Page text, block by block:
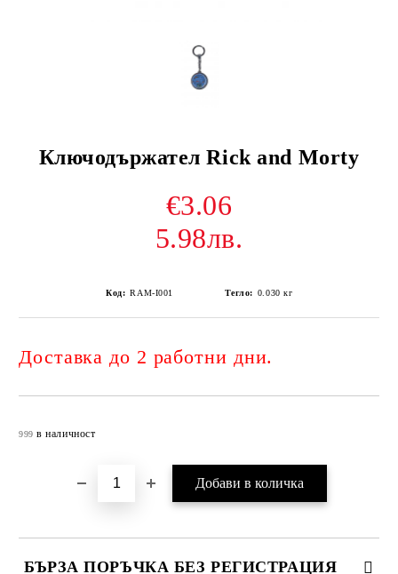
Ключодържател Rick and Morty
€3.06
5.98лв.
Код: RAM-I001 Тегло: 0.030 кг
Доставка до 2 работни дни.
999 в наличност
БЪРЗА ПОРЪЧКА БЕЗ РЕГИСТРАЦИЯ